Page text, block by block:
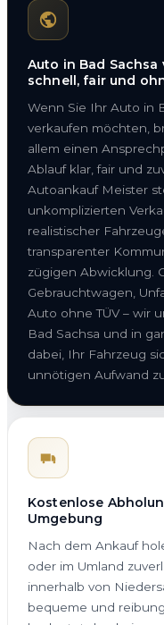
Auto in Bad Sachsa
schnell, fair und
Wenn Sie Ihr Auto in
verkaufen möchten,
allem einen
Ablauf klar, fair und
Autoankauf Meister
unkomplizierten
realistischer
transparenter
zügigen Abwicklung.
Gebrauchtwagen,
Auto ohne TÜV – wir
Bad Sachsa und in
dabei, Ihr Fahrzeug
unnötigen Aufwand
Kostenlose
Umgebung
Nach dem Ankauf
oder im Umland
innerhalb von
bequeme und